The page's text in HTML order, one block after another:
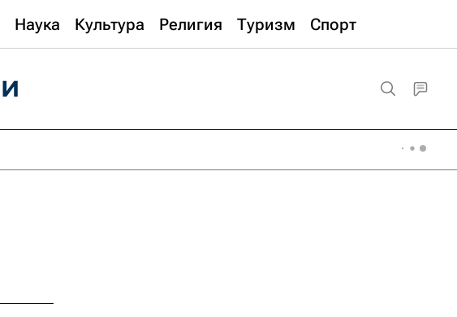
Наука Культура Религия Туризм Спорт